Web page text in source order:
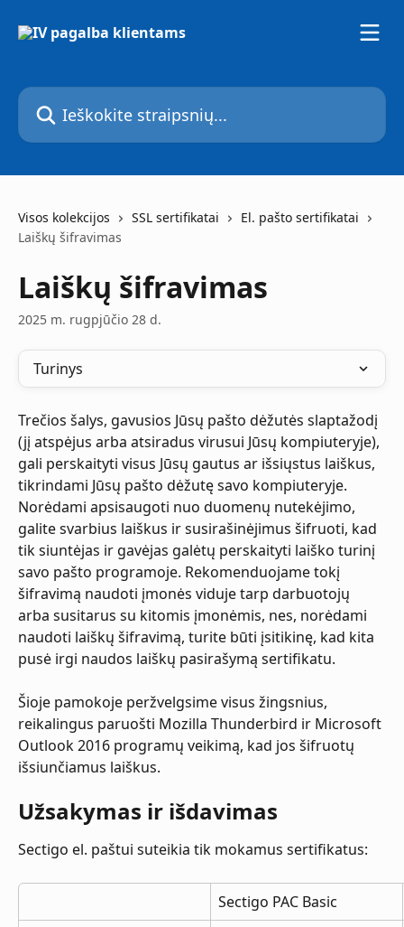
Ieškokite straipsnių...
Visos kolekcijos SSL sertifikatai
El. pašto sertifikatai
Laiškų šifravimas
Laiškų šifravimas
2025 m. rugpjūčio 28 d.
Turinys
Trečios šalys, gavusios Jūsų pašto dėžutės slaptažodį
(jį atspėjus arba atsiradus virusui Jūsų kompiuteryje),
gali perskaityti visus Jūsų gautus ar išsiųstus laiškus,
tikrindami Jūsų pašto dėžutę savo kompiuteryje.
Norėdami apsisaugoti nuo duomenų nutekėjimo,
galite svarbius laiškus ir susirašinėjimus šifruoti, kad
tik siuntėjas ir gavėjas galėtų perskaityti laiško turinį
savo pašto programoje. Rekomenduojame tokį
šifravimą naudoti įmonės viduje tarp darbuotojų
arba susitarus su kitomis įmonėmis, nes, norėdami
naudoti laiškų šifravimą, turite būti įsitikinę, kad kita
pusė irgi naudos laiškų pasirašymą sertifikatu.
Šioje pamokoje peržvelgsime visus žingsnius,
reikalingus paruošti Mozilla Thunderbird ir Microsoft
Outlook 2016 programų veikimą, kad jos šifruotų
išsiunčiamus laiškus.
Užsakymas ir išdavimas
Sectigo el. paštui suteikia tik mokamus sertifikatus:
Sectigo PAC Basic